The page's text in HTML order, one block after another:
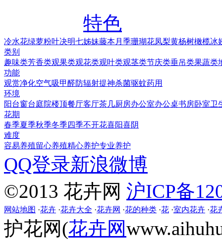
特色
冷水花绿萝粉叶决明七姊妹藤本月季珊瑚花凤梨黄杨树橄榄冰
类别
趣味类芳香类观果类观花类观叶类观茎类节庆类垂吊类果蔬类
功能
观赏净化空气吸甲醛防辐射提神杀菌驱蚊药用
环境
阳台窗台庭院楼顶餐厅客厅茶几厨房办公室办公桌书房卧室卫
花期
春季夏季秋季冬季四季不开花喜阳喜阴
难度
容易养殖留心养殖精心养护专业养护
QQ登录新浪微博
©2013 花卉网 沪ICP备
网站地图 ·花卉 ·花卉大全 ·花卉网 ·花的种类 ·花 ·室内花卉 ·花
护花网(花卉网